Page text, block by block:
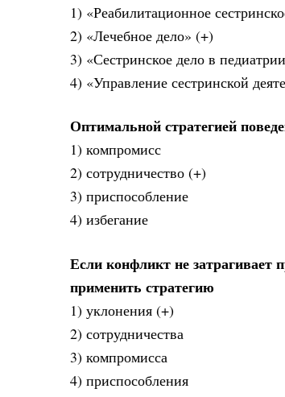
1) «Реабилитационное
2) «Лечебное дело» (+)
3) «Сестринское дело в
4) «Управление сестринской
Оптимальной стратегией
1) компромисс
2) сотрудничество (+)
3) приспособление
4) избегание
Если конфликт не затрагивает
применить стратегию
1) уклонения (+)
2) сотрудничества
3) компромисса
4) приспособления